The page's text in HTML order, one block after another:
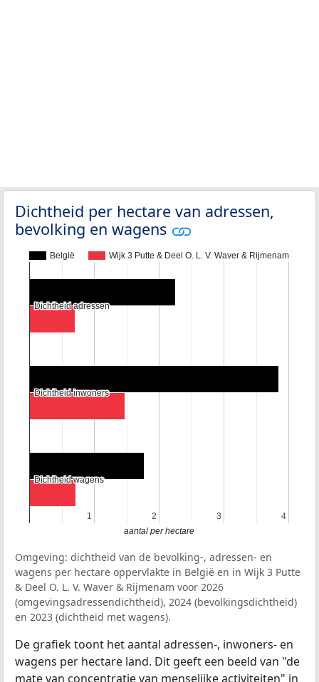
Dichtheid per hectare van adressen,
bevolking en wagens
België Wijk 3 Putte & Deel O. L. V. Waver & Rijmenam
11 2
2 3
3 4
4
Dichtheid adressen
Dichtheid adressen
Dichtheid inwoners
Dichtheid inwoners
Dichtheid wagens
Dichtheid wagens
aantal per hectare
Omgeving: dichtheid van de bevolking-, adressen- en
wagens per hectare oppervlakte in België en in Wijk 3 Putte
& Deel O. L. V. Waver & Rijmenam voor 2026
(omgevingsadressendichtheid), 2024 (bevolkingsdichtheid)
en 2023 (dichtheid met wagens).
De grafiek toont het aantal adressen-, inwoners- en
wagens per hectare land. Dit geeft een beeld van "de
mate van concentratie van menselijke activiteiten" in